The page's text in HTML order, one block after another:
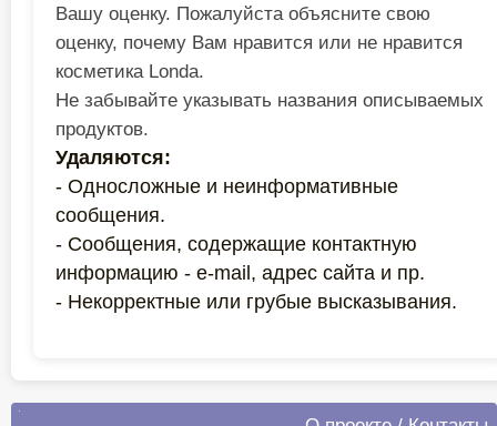
Вашу оценку. Пожалуйста объясните свою
оценку, почему Вам нравится или не нравится
косметика Londa.
Не забывайте указывать названия описываемых
продуктов.
Удаляются:
- Односложные и неинформативные
сообщения.
- Сообщения, содержащие контактную
информацию - e-mail, адрес сайта и пр.
- Некорректные или грубые высказывания.